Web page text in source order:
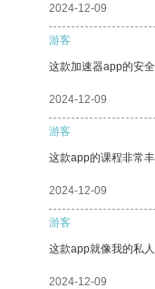
2024-12-09
游客
这款加速器app的安
2024-12-09
游客
这款app的课程非常
2024-12-09
游客
这款app就像我的私
2024-12-09